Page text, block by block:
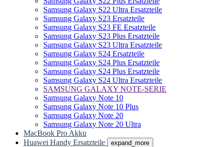
Samsung Galaxy S22 Ultra Ersatzteile
Samsung Galaxy S23 Ersatzteile
Samsung Galaxy S23 FE Ersatzteile
Samsung Galaxy S23 Plus Ersatzteile
Samsung Galaxy S23 Ultra Ersatzteile
Samsung Galaxy S24 Ersatzteile
Samsung Galaxy S24 Plus Ersatzteile
Samsung Galaxy S24 Plus Ersatzteile
Samsung Galaxy S24 Ultra Ersatzteile
SAMSUNG GALAXY NOTE-SERIE
Samsung Galaxy Note 10
Samsung Galaxy Note 10 Plus
Samsung Galaxy Note 20
Samsung Galaxy Note 20 Ultra
MacBook Pro Akku
Huawei Handy Ersatzteile
expand_more